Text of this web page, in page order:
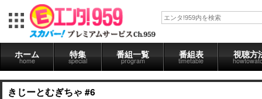
ホーム
home
特集
special
番組一覧
program
番組表
timetable
視聴方
きじーとむぎちゃ #6